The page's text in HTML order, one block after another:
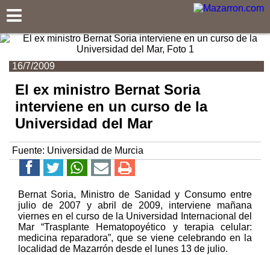
16/7/2009
El ex ministro Bernat Soria
interviene en un curso de la
Universidad del Mar
Fuente: Universidad de Murcia
Bernat Soria, Ministro de Sanidad y Consumo entre
julio de 2007 y abril de 2009, interviene mañana
viernes en el curso de la Universidad Internacional del
Mar “Trasplante Hematopoyético y terapia celular:
medicina reparadora”, que se viene celebrando en la
localidad de Mazarrón desde el lunes 13 de julio.